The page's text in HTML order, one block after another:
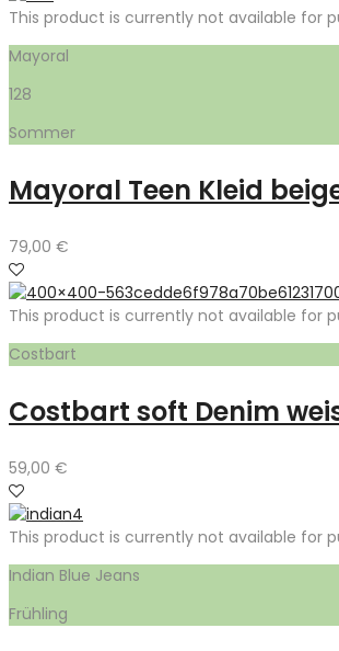
This product is currently not available for
Mayoral
128
Sommer
Mayoral Teen Kleid
79,00 €
This product is currently not available for
Costbart
Costbart soft Denim
59,00 €
This product is currently not available for
Indian Blue Jeans
Frühling